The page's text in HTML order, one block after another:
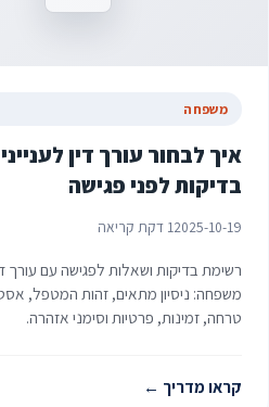
משפחה
איך לבחור עורך דין
בדיקות לפני פגישה
2025-10-191 דקת קריאה
רשימת בדיקות ושאלות לפגישה עם עורך
משפחה: ניסיון מתאים, זהות המטפל,
טרחה, זמינות, פרטיות וסימני אזהרה.
קראו מדריך